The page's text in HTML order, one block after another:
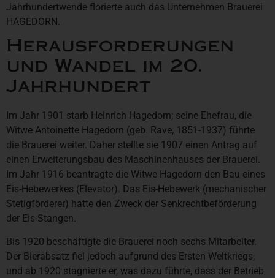
Jahrhundertwende florierte auch das Unternehmen Brauerei
HAGEDORN.
Herausforderungen
und Wandel im 20.
Jahrhundert
Im Jahr 1901 starb Heinrich Hagedorn; seine Ehefrau, die
Witwe Antoinette Hagedorn (geb. Rave, 1851-1937) führte
die Brauerei weiter. Daher stellte sie 1907 einen Antrag auf
einen Erweiterungsbau des Maschinenhauses der Brauerei.
Im Jahr 1916 beantragte die Witwe Hagedorn den Bau eines
Eis-Hebewerkes (Elevator). Das Eis-Hebewerk (mechanischer
Stetigförderer) hatte den Zweck der Senkrechtbeförderung
der Eis-Stangen.
Bis 1920 beschäftigte die Brauerei noch sechs Mitarbeiter.
Der Bierabsatz fiel jedoch aufgrund des Ersten Weltkriegs,
und ab 1920 stagnierte er, was dazu führte, dass der Betrieb